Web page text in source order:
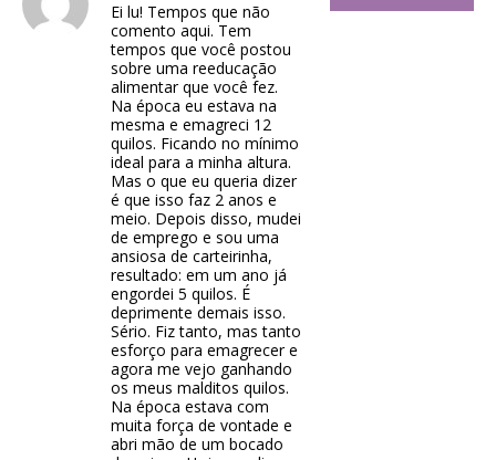
Ei lu! Tempos que não
comento aqui. Tem
tempos que você postou
sobre uma reeducação
alimentar que você fez.
Na época eu estava na
mesma e emagreci 12
quilos. Ficando no mínimo
ideal para a minha altura.
Mas o que eu queria dizer
é que isso faz 2 anos e
meio. Depois disso, mudei
de emprego e sou uma
ansiosa de carteirinha,
resultado: em um ano já
engordei 5 quilos. É
deprimente demais isso.
Sério. Fiz tanto, mas tanto
esforço para emagrecer e
agora me vejo ganhando
os meus malditos quilos.
Na época estava com
muita força de vontade e
abri mão de um bocado